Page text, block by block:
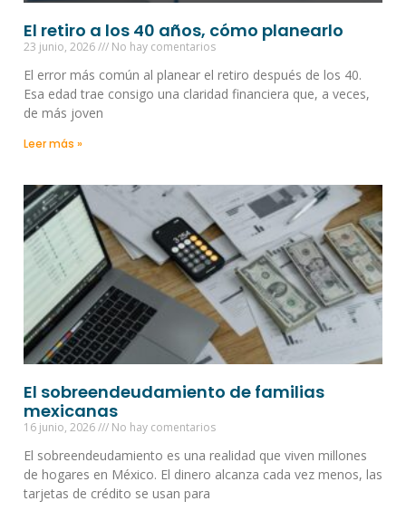
El retiro a los 40 años, cómo planearlo
23 junio, 2026 No hay comentarios
El error más común al planear el retiro después de los 40.
Esa edad trae consigo una claridad financiera que, a veces,
de más joven
Leer más »
El sobreendeudamiento de familias
mexicanas
16 junio, 2026 No hay comentarios
El sobreendeudamiento es una realidad que viven millones
de hogares en México. El dinero alcanza cada vez menos, las
tarjetas de crédito se usan para